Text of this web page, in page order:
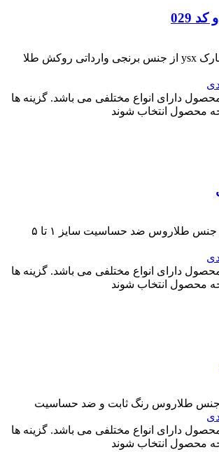
029
النگو مدل آلبرنادو مارک ysx از جنس برنجی وارداتی روکش طلا
محصول دارای انواع مختلفی می باشد. گزینه ها
محصول انتخاب شوند
النگو مدل نخودی از جنس طلاروس ضد حساسیت سایز ۱ تا ۵
محصول دارای انواع مختلفی می باشد. گزینه ها
محصول انتخاب شوند
جنس طلاروس رنگ ثابت و ضد حساسیت
محصول دارای انواع مختلفی می باشد. گزینه ها
محصول انتخاب شوند